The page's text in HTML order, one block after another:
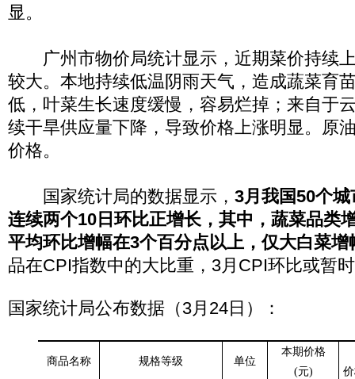
显。
广州市物价局统计显示，近期菜价持续
较大。本地持续低温阴雨天气，造成蔬菜育
低，叶菜生长速度缓慢，容易烂掉；来自于
续干旱供应量下降，导致价格上涨明显。原
价格。
国家统计局的数据显示， 3月我国50个
连续两个10日环比正增长，其中，蔬菜品类
平均环比增幅在3个百分点以上，仅大白菜增
品在CPI指数中的大比重，3月CPI环比或暂
国家统计局公布数据（3月24日）：
商品名称 规格等级 单位
本期价格
(元)